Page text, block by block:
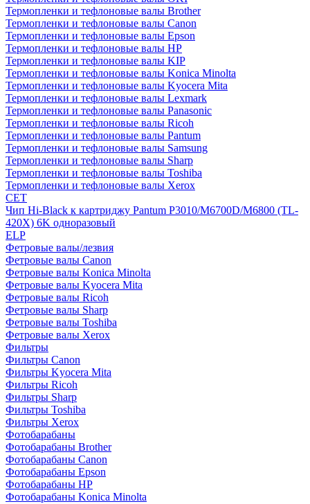
Термопленки и тефлоновые валы Brother
Термопленки и тефлоновые валы Canon
Термопленки и тефлоновые валы Epson
Термопленки и тефлоновые валы HP
Термопленки и тефлоновые валы KIP
Термопленки и тефлоновые валы Konica Minolta
Термопленки и тефлоновые валы Kyocera Mita
Термопленки и тефлоновые валы Lexmark
Термопленки и тефлоновые валы Panasonic
Термопленки и тефлоновые валы Ricoh
Термопленки и тефлоновые валы Pantum
Термопленки и тефлоновые валы Samsung
Термопленки и тефлоновые валы Sharp
Термопленки и тефлоновые валы Toshiba
Термопленки и тефлоновые валы Xerox
CET
Чип Hi-Black к картриджу Pantum P3010/M6700D/M6800 (TL-
420X) 6K одноразовый
ELP
Фетровые валы/лезвия
Фетровые валы Canon
Фетровые валы Konica Minolta
Фетровые валы Kyocera Mita
Фетровые валы Ricoh
Фетровые валы Sharp
Фетровые валы Toshiba
Фетровые валы Xerox
Фильтры
Фильтры Canon
Фильтры Kyocera Mita
Фильтры Ricoh
Фильтры Sharp
Фильтры Toshiba
Фильтры Xerox
Фотобарабаны
Фотобарабаны Brother
Фотобарабаны Canon
Фотобарабаны Epson
Фотобарабаны HP
Фотобарабаны Konica Minolta